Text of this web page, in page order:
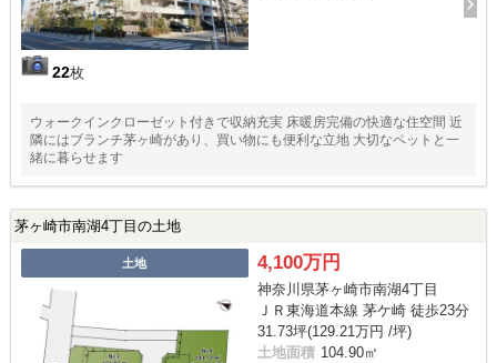
22枚
ウォークインクローゼット付きで収納充実 床暖房完備の快適な住空間 近
隣にはブランチ茅ヶ崎があり、買い物にも便利な立地 大切なペットと一
緒に暮らせます
茅ヶ崎市南湖4丁目の土地
土地 4,100万円
神奈川県茅ヶ崎市南湖4丁目
ＪＲ東海道本線 茅ケ崎 徒歩23分
31.73坪(129.21万円 /坪)
土地面積 104.90㎡